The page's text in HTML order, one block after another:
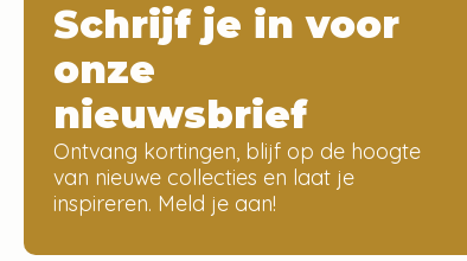
Schrijf je in voor
onze
nieuwsbrief
Ontvang kortingen, blijf op de hoogte
van nieuwe collecties en laat je
inspireren. Meld je aan!